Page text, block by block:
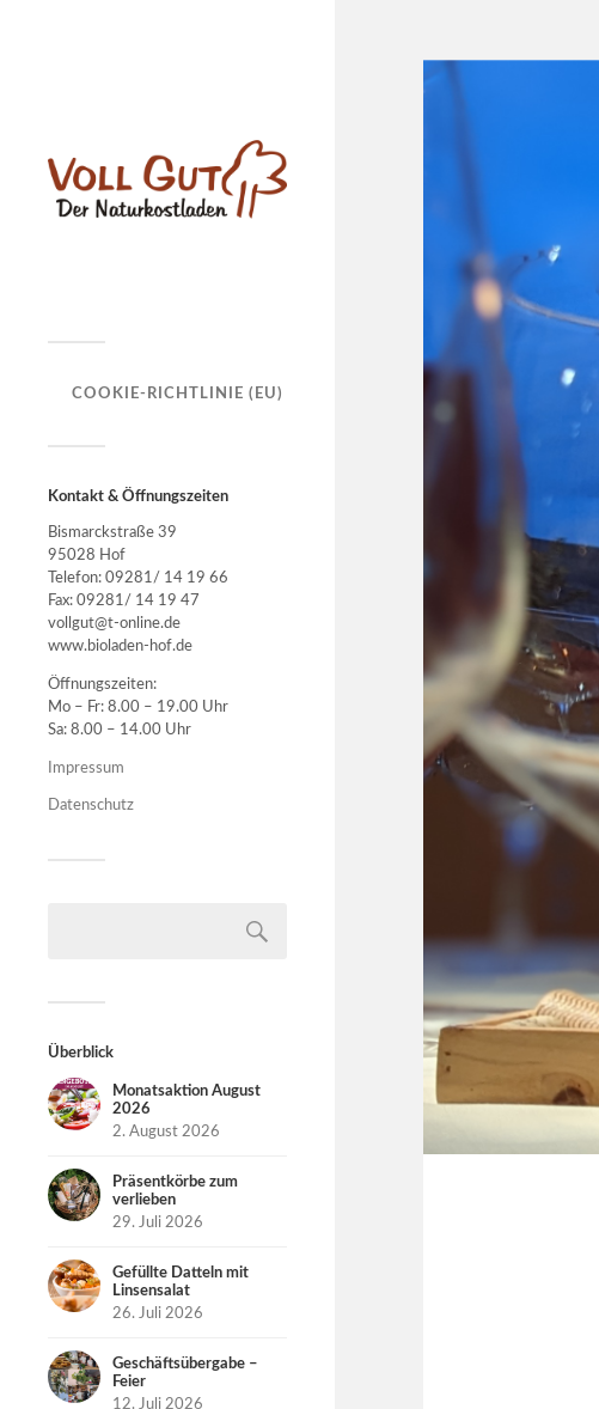
COOKIE-RICHTLINIE (EU)
Kontakt & Öffnungszeiten
Bismarckstraße 39
95028 Hof
Telefon: 09281/ 14 19 66
Fax: 09281/ 14 19 47
vollgut@t-online.de
www.bioladen-hof.de
Öffnungszeiten:
Mo – Fr: 8.00 – 19.00 Uhr
Sa: 8.00 – 14.00 Uhr
Impressum
Datenschutz
Überblick
Monatsaktion August
2026
2. August 2026
Präsentkörbe zum
verlieben
29. Juli 2026
Gefüllte Datteln mit
Linsensalat
26. Juli 2026
Geschäftsübergabe –
Feier
12. Juli 2026